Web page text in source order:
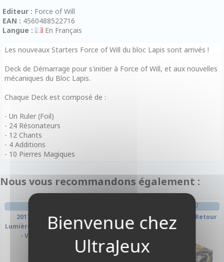
Editeur : Force of Will
EAN : 4560488522716
Langue :
En Français
Les nouveaux Starters Force of Will du bloc Lapis sont arrivés !
Deck de Démarrage pour s'initier à Force of Will, et aux nouvelles
mécaniques du Bloc Lapis.
Chaque Deck est composé de :
- Un Ruler (Foil)
- 24 Résonateurs
- 12 Chants
- 4 Additions
- 10 Pierres Magiques
Nous vous recommandons également :
2017 Deck de Démarrage
Lumière - Le Roi de la Montagne
- Version Francaise
DECK BOX ET RANGEMENT
Bohort, Le Chasseur De Retour